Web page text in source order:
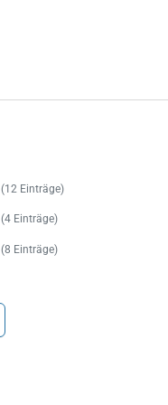
(12 Einträge)
(4 Einträge)
(8 Einträge)